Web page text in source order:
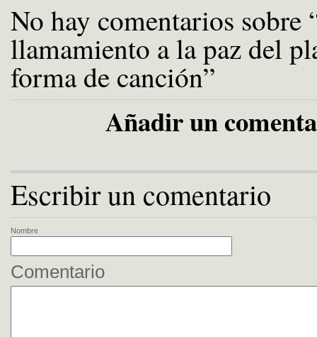
No hay comentarios sobre
llamamiento a la paz del
forma de canción”
Añadir un
Escribir un comentario
Nombre
Comentario